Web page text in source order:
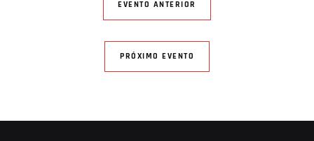
EVENTO ANTERIOR
PRÓXIMO EVENTO